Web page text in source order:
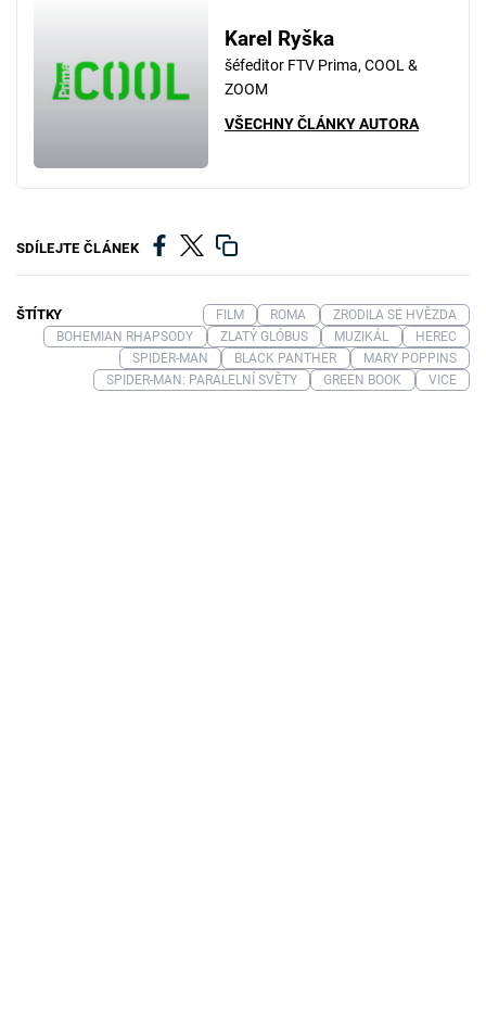
Karel Ryška
šéfeditor FTV Prima, COOL &
ZOOM
VŠECHNY ČLÁNKY AUTORA
SDÍLEJTE ČLÁNEK
ŠTÍTKY FILM ROMA
ZRODILA SE HVĚZDA
BOHEMIAN RHAPSODY
ZLATÝ GLÓBUS MUZIKÁL
HEREC
SPIDER-MAN
BLACK PANTHER
MARY POPPINS
SPIDER-MAN: PARALELNÍ SVĚTY
GREEN BOOK VICE